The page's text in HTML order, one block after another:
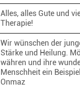
Alles, alles Gute und
Therapie!
Wir wünschen der
Stärke und Heilung.
währen und ihre
Menschheit ein
Onmaz